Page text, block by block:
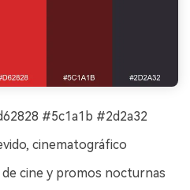
#5c1a1b #2d2a32
cinematográfico
cine y promos nocturnas